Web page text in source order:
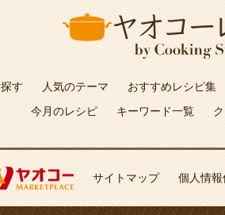
す 人気のテーマ おすすめレシピ集
今月のレシピ
キーワード一覧
サイトマップ 個人情